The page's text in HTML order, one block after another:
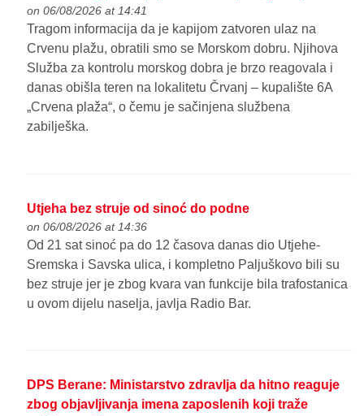
on 06/08/2026 at 14:41
Tragom informacija da je kapijom zatvoren ulaz na
Crvenu plažu, obratili smo se Morskom dobru. Njihova
Služba za kontrolu morskog dobra je brzo reagovala i
danas obišla teren na lokalitetu Črvanj – kupalište 6A
„Crvena plaža“, o čemu je sačinjena službena
zabilješka.
Utjeha bez struje od sinoć do podne
on 06/08/2026 at 14:36
Od 21 sat sinoć pa do 12 časova danas dio Utjehe-
Sremska i Savska ulica, i kompletno Paljuškovo bili su
bez struje jer je zbog kvara van funkcije bila trafostanica
u ovom dijelu naselja, javlja Radio Bar.
DPS Berane: Ministarstvo zdravlja da hitno reaguje
zbog objavljivanja imena zaposlenih koji traže